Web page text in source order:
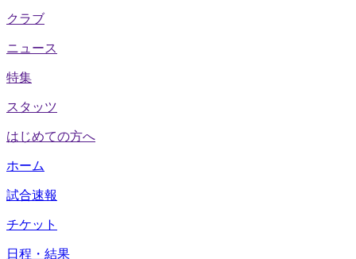
クラブ
ニュース
特集
スタッツ
はじめての方へ
ホーム
試合速報
チケット
日程・結果